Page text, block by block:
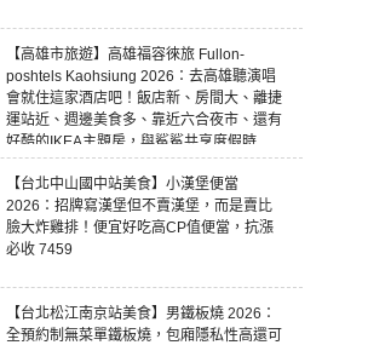
【高雄市旅遊】高雄福容徠旅 Fullon-
poshtels Kaohsiung 2026：去高雄聽演唱
會就住這家酒店吧！飯店新、房間大、離捷
運站近、週邊美食多、靠近六合夜市、還有
好酷的IKEA主題房，與鯊鯊共享度假時
光！ 7460
【台北中山國中站美食】小漢堡便當
2026：招牌寫漢堡但不賣漢堡，而是賣比
臉大炸雞排！便宜好吃高CP值便當，抗漲
必收 7459
【台北松江南京站美食】男鐵板燒 2026：
全預約制無菜單鐵板燒，包廂隱私性高還可